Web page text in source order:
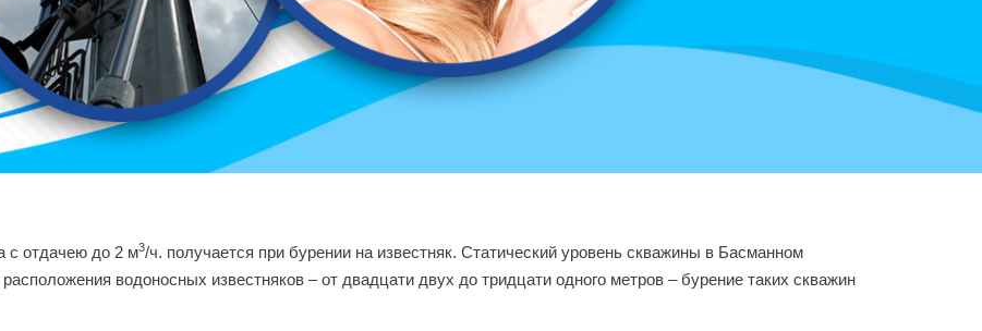
с отдачею до 2 м3/ч. получается при бурении на известняк. Статический уровень скважины в Басманном
водоносных известняков – от двадцати двух до тридцати одного метров – бурение таких скважин